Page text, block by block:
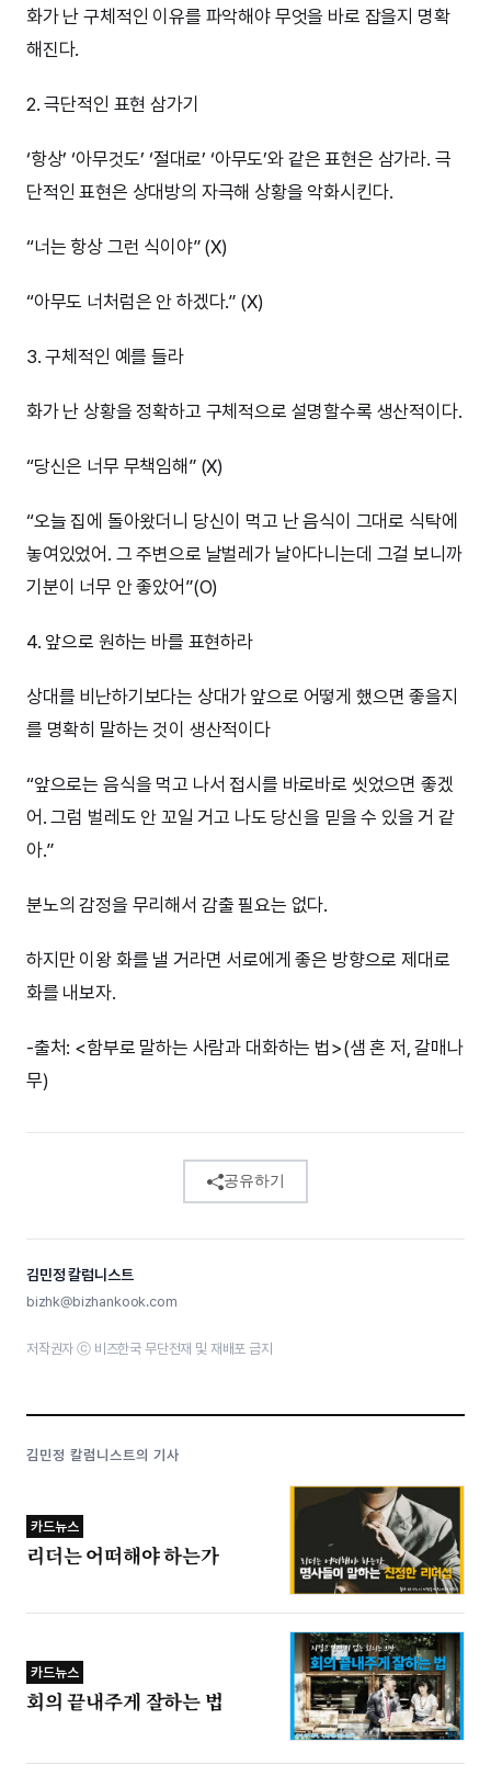
화가 난 구체적인 이유를 파악해야 무엇을 바로 잡을지 명확
해진다.
2. 극단적인 표현 삼가기
‘항상’ ‘아무것도’ ‘절대로’ ‘아무도’와 같은 표현은 삼가라. 극
단적인 표현은 상대방의 자극해 상황을 악화시킨다.
“너는 항상 그런 식이야” (X)
“아무도 너처럼은 안 하겠다.” (X)
3. 구체적인 예를 들라
화가 난 상황을 정확하고 구체적으로 설명할수록 생산적이다.
“당신은 너무 무책임해” (X)
“오늘 집에 돌아왔더니 당신이 먹고 난 음식이 그대로 식탁에
놓여있었어. 그 주변으로 날벌레가 날아다니는데 그걸 보니까
기분이 너무 안 좋았어”(O)
4. 앞으로 원하는 바를 표현하라
상대를 비난하기보다는 상대가 앞으로 어떻게 했으면 좋을지
를 명확히 말하는 것이 생산적이다
“앞으로는 음식을 먹고 나서 접시를 바로바로 씻었으면 좋겠
어. 그럼 벌레도 안 꼬일 거고 나도 당신을 믿을 수 있을 거 같
아.”
분노의 감정을 무리해서 감출 필요는 없다.
하지만 이왕 화를 낼 거라면 서로에게 좋은 방향으로 제대로
화를 내보자.
-출처: <함부로 말하는 사람과 대화하는 법>(샘 혼 저, 갈매나
무)
공유하기
김민정 칼럼니스트
bizhk@bizhankook.com
저작권자 ⓒ 비즈한국 무단전재 및 재배포 금지
김민정 칼럼니스트의 기사
카드뉴스
리더는 어떠해야 하는가
카드뉴스
회의 끝내주게 잘하는 법